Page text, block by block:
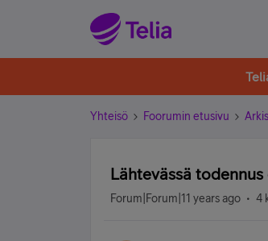
Yhteisö Foorumin etusivu
Lähtevässä
Forum|Forum|11 years ago 4